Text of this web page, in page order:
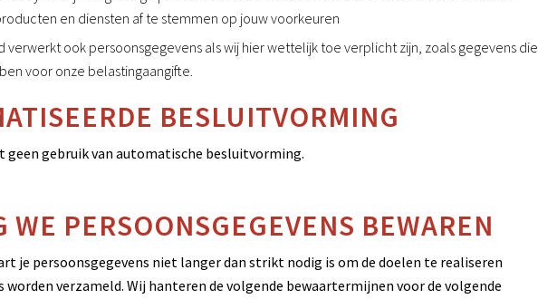
en diensten af te stemmen op jouw voorkeuren
verwerkt ook persoonsgegevens als wij hier wettelijk toe verplicht zijn, zoals gegevens die
voor onze belastingaangifte.
BESLUITVORMING
geen gebruik van automatische besluitvorming.
WE PERSOONSGEGEVENS BEWAREN
je persoonsgegevens niet langer dan strikt nodig is om de doelen te realiseren
worden verzameld. Wij hanteren de volgende bewaartermijnen voor de volgende